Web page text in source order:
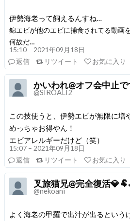
伊勢海老って飼えるんすね…
錦エビが他のエビに捕食されてる動画
何故だ…
15:10 – 2021年09月18日
返信
リツイート お気に入り
かいわれ@オフ会中止
@SIROALI2
この技使うと、伊勢エビが無限に増
めっちゃお得やん！
エビアレルギーだけど（笑）
15:07 – 2021年09月18日
返信
リツイート お気に入り
叉旅猫兄@完全復活
@nekoani
よく海老の甲羅で出汁が出るという